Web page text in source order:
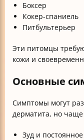
Боксер
Кокер-спаниель
Питбультерьер
Эти питомцы
кожи и
Основные
Симптомы могут
дерматита, но
Зуд и